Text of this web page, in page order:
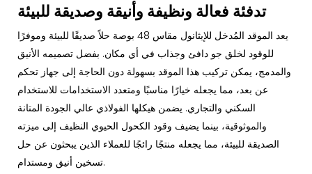
تدفئة فعالة ونظيفة وأنيقة وصديقة للبيئة
يعد الموقد المُدخل للإيثانول مقاس 48 بوصة حلاً صديقًا للبيئة وموفرًا
للوقود لخلق جو دافئ وجذاب في أي مكان. بفضل تصميمه الأنيق
والمدمج، يمكن تركيب هذا الموقد بسهولة دون الحاجة إلى جهاز تحكم
عن بعد، مما يجعله خيارًا مناسبًا ومتعدد الاستخدامات للاستخدام
السكني والتجاري. يضمن هيكلها الفولاذي عالي الجودة المتانة
والموثوقية، بينما يضيف وقود الكحول الحيوي النظيف إلى ميزته
الصديقة للبيئة، مما يجعله منتجًا رائجًا للعملاء الذين يبحثون عن حل
تسخين أنيق ومستدام.